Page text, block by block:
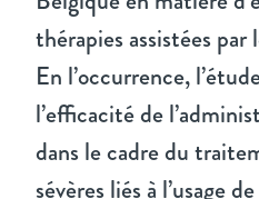
thérapies assistées par
En l’occurrence,
l’efficacité de
dans le cadre du
sévères liés à l’usage